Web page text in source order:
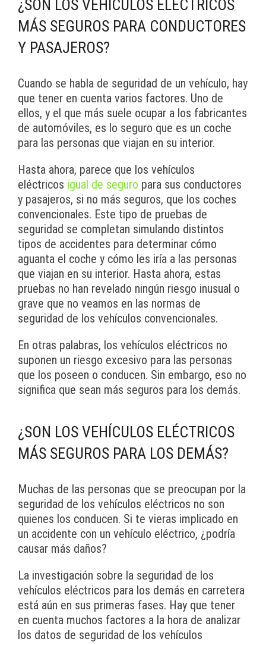
¿SON LOS VEHÍCULOS ELÉCTRICOS
MÁS SEGUROS PARA CONDUCTORES
Y PASAJEROS?
Cuando se habla de seguridad de un vehículo, hay
que tener en cuenta varios factores. Uno de
ellos, y el que más suele ocupar a los fabricantes
de automóviles, es lo seguro que es un coche
para las personas que viajan en su interior.
Hasta ahora, parece que los vehículos
eléctricos igual de seguro para sus conductores
y pasajeros, si no más seguros, que los coches
convencionales. Este tipo de pruebas de
seguridad se completan simulando distintos
tipos de accidentes para determinar cómo
aguanta el coche y cómo les iría a las personas
que viajan en su interior. Hasta ahora, estas
pruebas no han revelado ningún riesgo inusual o
grave que no veamos en las normas de
seguridad de los vehículos convencionales.
En otras palabras, los vehículos eléctricos no
suponen un riesgo excesivo para las personas
que los poseen o conducen. Sin embargo, eso no
significa que sean más seguros para los demás.
¿SON LOS VEHÍCULOS ELÉCTRICOS
MÁS SEGUROS PARA LOS DEMÁS?
Muchas de las personas que se preocupan por la
seguridad de los vehículos eléctricos no son
quienes los conducen. Si te vieras implicado en
un accidente con un vehículo eléctrico, ¿podría
causar más daños?
La investigación sobre la seguridad de los
vehículos eléctricos para los demás en carretera
está aún en sus primeras fases. Hay que tener
en cuenta muchos factores a la hora de analizar
los datos de seguridad de los vehículos